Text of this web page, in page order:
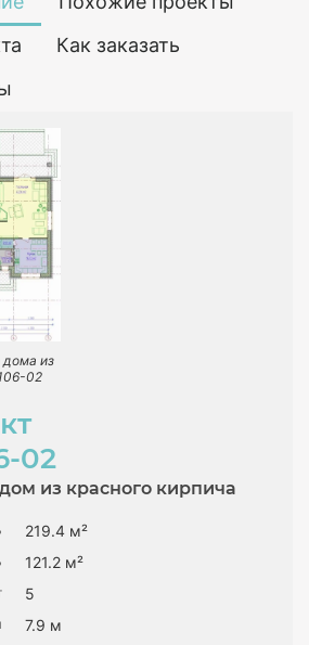
Как заказать
дома из
02
02
из красного кирпича
219.4 м²
121.2 м²
5
7.9 м